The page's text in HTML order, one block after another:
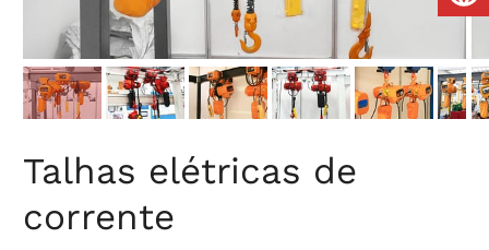
Talhas elétricas de
corrente